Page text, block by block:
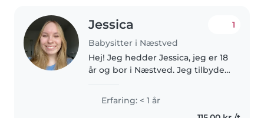
Jessica
Babysitter i Næstved
1
Hej! Jeg hedder Jessica, jeg er 18
år og bor i Næstved. Jeg tilbyder
Næstved. Jeg har tidligere taget
et babysitterkursus og har fået
Erfaring: < 1 år